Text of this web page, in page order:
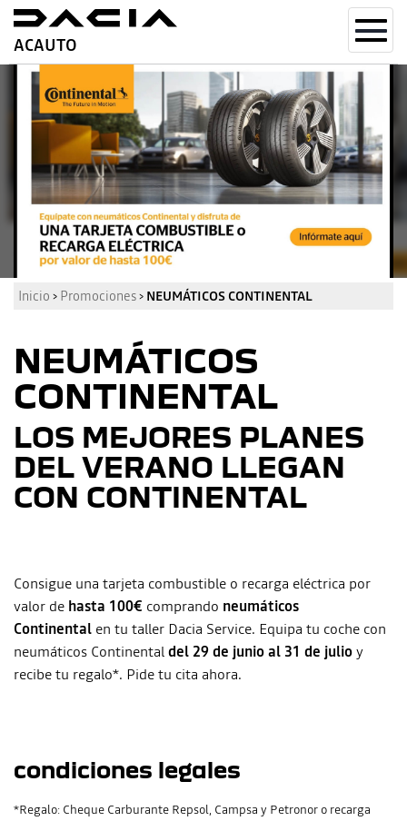
ACAUTO
Inicio › Promociones› NEUMÁTICOS CONTINENTAL
NEUMÁTICOS
CONTINENTAL
LOS MEJORES PLANES
DEL VERANO LLEGAN
CON CONTINENTAL
Consigue una tarjeta combustible o recarga eléctrica por
valor de hasta 100€ comprando neumáticos
Continental en tu taller Dacia Service. Equipa tu coche con
neumáticos Continentaldel 29 de junio al 31 de julioy
recibe tu regalo*. Pide tu cita ahora.
condiciones legales
*Regalo: Cheque Carburante Repsol, Campsa y Petronor o recarga